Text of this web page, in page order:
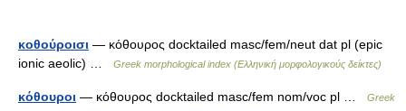
κοθούροισι — κόθουρος docktailed masc/fem/neut dat pl (epic
ionic aeolic) …
Greek morphological index (Ελληνική μορφολογικούς δείκτες)
κόθουροι — κόθουρος docktailed masc/fem nom/voc pl …
Greek